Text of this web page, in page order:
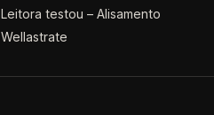
Leitora testou – Alisamento
Wellastrate